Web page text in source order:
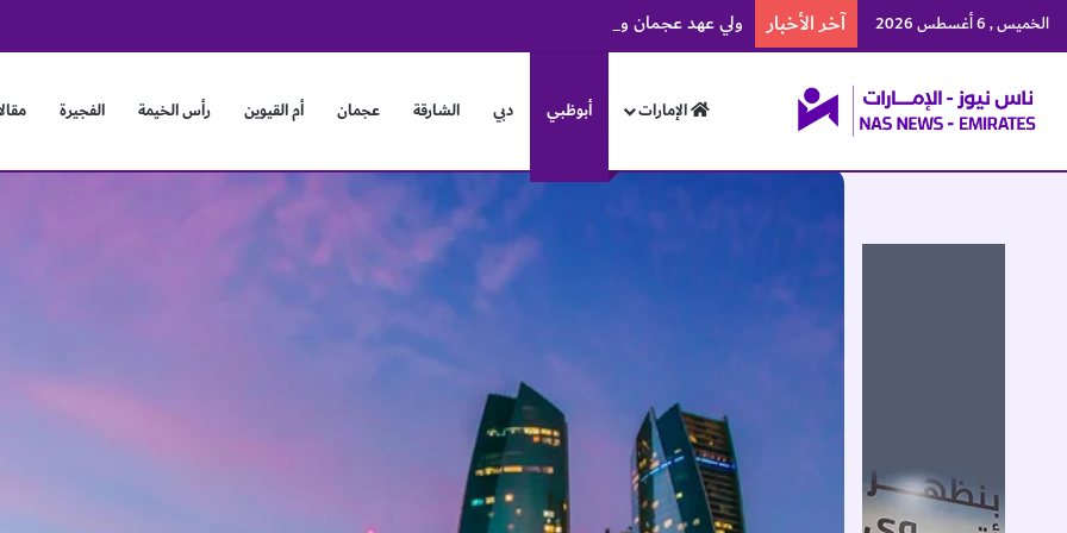
الخميس , 6 أغسطس 2026 آخر الأخبار ولي عهد عجمان والسفير الإثيوبي يبحثان آفاق التعاون وتعزيز العلاقات الثنائية
الإمارات أبوظبي دبي الشارقة عجمان أم القيوين رأس الخيمة الفجيرة